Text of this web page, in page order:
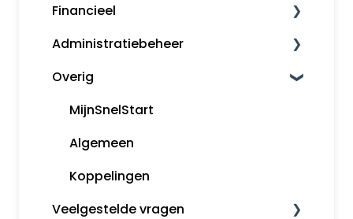
Kassa
Bankkoppeling
Snelstart Bankieren App
Financieel
Fiscaal
Rapporten
Administratiebeheer
Administratiebeheer
Gebruikers en rechten
Overig
MijnSnelStart
Algemeen
Koppelingen
Veelgestelde vragen